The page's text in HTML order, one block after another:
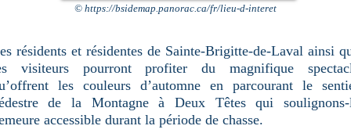
© https://bsidemap.panorac.ca/fr/lieu-d-interet
résidents et résidentes de Sainte-Brigitte-de-Laval ainsi
visiteurs pourront profiter du magnifique
les couleurs d’automne en parcourant le
de la Montagne à Deux Têtes qui soulignons-
accessible durant la période de chasse.